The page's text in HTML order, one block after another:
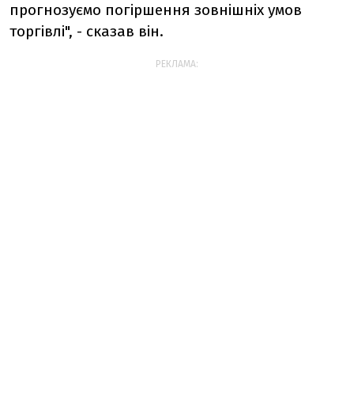
прогнозуємо погіршення зовнішніх умов
торгівлі", - сказав він.
РЕКЛАМА: